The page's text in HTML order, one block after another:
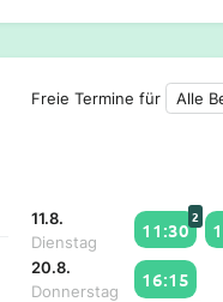
Freie Termine für
11.8.
Dienstag
11:30
2
20.8.
Donnerstag
16:15